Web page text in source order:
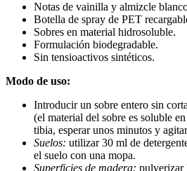
Notas de vainilla y almizcle
Botella de spray de PET
Sobres en material hidrosoluble.
Formulación biodegradable.
Sin tensioactivos sintéticos.
Modo de uso:
Introducir un sobre entero sin
(el material del sobre es soluble
tibia, esperar unos minutos y
Suelos: utilizar 30 ml de
el suelo con una mopa.
Superficies de madera: pulverizar